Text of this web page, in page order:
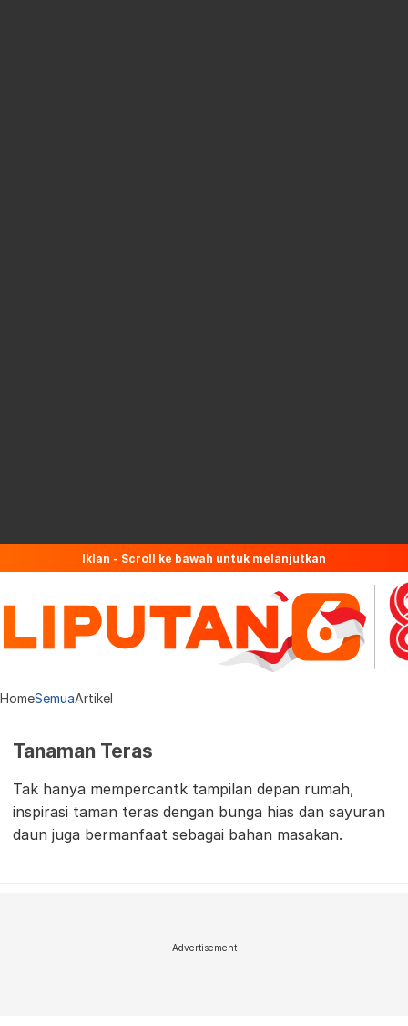
Iklan - Scroll ke bawah untuk melanjutkan
HomeSemuaArtikel
Tanaman Teras
Tak hanya mempercantk tampilan depan rumah,
inspirasi taman teras dengan bunga hias dan sayuran
daun juga bermanfaat sebagai bahan masakan.
Advertisement